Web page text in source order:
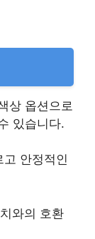
상 옵션으로
있습니다.
안정적인
와의 호환